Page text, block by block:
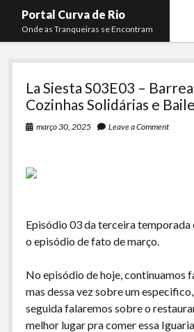
Portal Curva de Rio
Onde as Tranqueiras se Encontram
Podcasts open
Curva de Rio
Boca do Lixo
Rachão na Beira do RIo
Arquivo CDR
Papo Tranqueira
A Ripa É a Lei
Membros open
menu
Mateus Mantoan
Rafael Almeida
twitterfacebookinstagramyoutube
rss email
Portal
Curva
de
La Siesta S03E03 –
Cozinhas Solidárias e
março 30, 2025 Leave a Comment
Episódio 03 da terceira temporada
o episódio de fato de março.
No episódio de hoje, continuamos
mas dessa vez sobre um
seguida falaremos sobre o
melhor lugar pra comer essa